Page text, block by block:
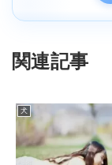
関連記事
犬